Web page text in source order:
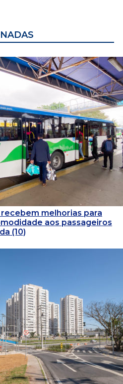
melhorias para
aos passageiros
(10)